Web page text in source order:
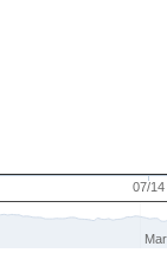
07/14